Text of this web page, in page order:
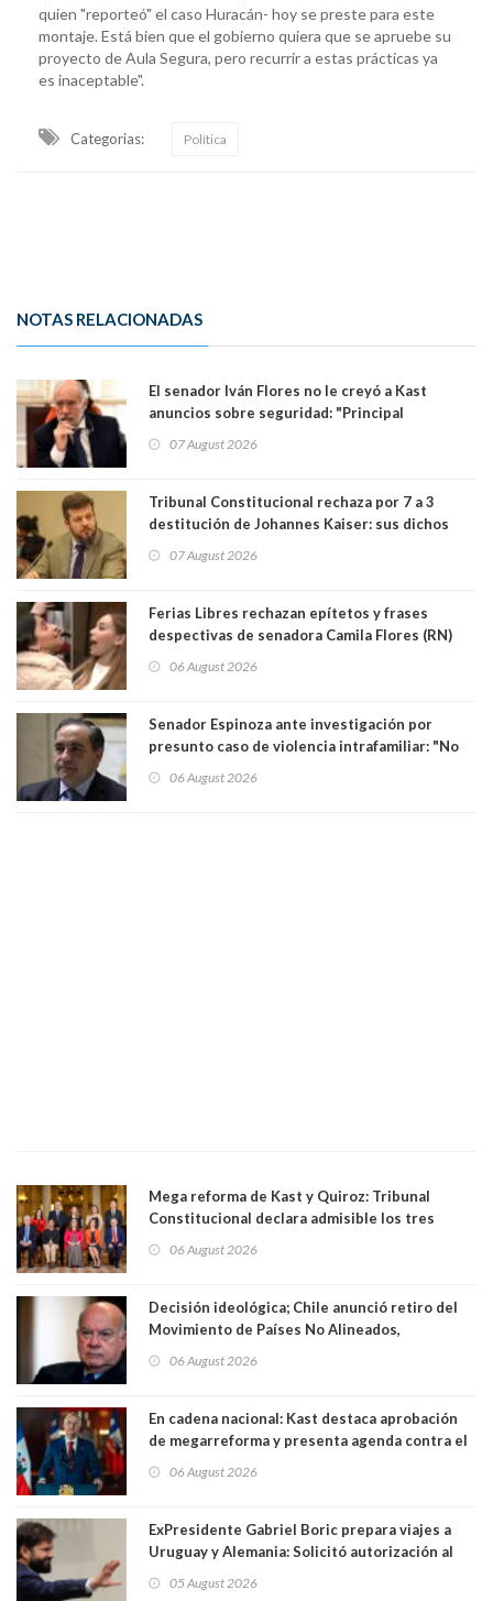
quien "reporteó" el caso Huracán- hoy se preste para este
montaje. Está bien que el gobierno quiera que se apruebe su
proyecto de Aula Segura, pero recurrir a estas prácticas ya
es inaceptable".
Categorias: Política
NOTAS RELACIONADAS
El senador Iván Flores no le creyó a Kast
anuncios sobre seguridad: "Principal
perseguir ruta del dinero y levantar secreto
07 August 2026
Tribunal Constitucional rechaza por 7 a 3
destitución de Johannes Kaiser: sus dichos
justicia constitucional porque no es diputado
07 August 2026
Ferias Libres rechazan epítetos y frases
despectivas de senadora Camila Flores (RN)
06 August 2026
Senador Espinoza ante investigación por
presunto caso de violencia intrafamiliar: "No
antecedentes a Tribunal Supremo
06 August 2026
Mega reforma de Kast y Quiroz: Tribunal
Constitucional declara admisible los tres
06 August 2026
Decisión ideológica; Chile anunció retiro del
Movimiento de Países No Alineados,
1971. Excanciller Insulza lamentó decisión
06 August 2026
En cadena nacional: Kast destaca aprobación
de megarreforma y presenta agenda contra el
06 August 2026
ExPresidente Gabriel Boric prepara viajes a
Uruguay y Alemania: Solicitó autorización al
05 August 2026